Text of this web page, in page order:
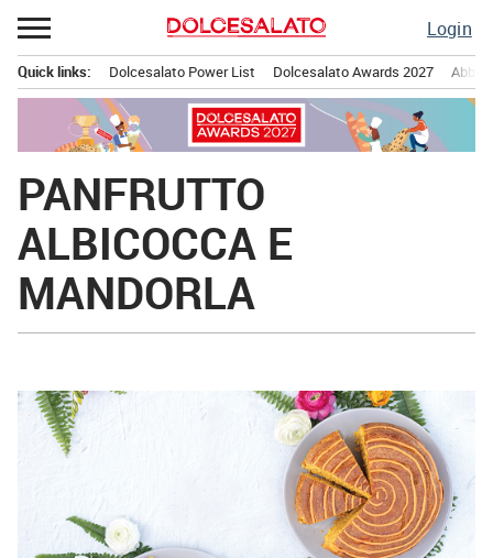
Passa
al
contenuto
Login
principale
Quick links: Dolcesalato Power List Dolcesalato Awards 2027
PANFRUTTO
ALBICOCCA E
MANDORLA